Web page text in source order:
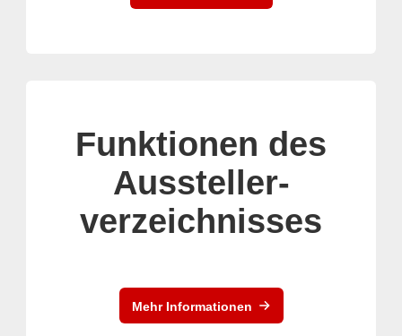
Funktionen des
Aussteller-
verzeichnisses
Mehr Informationen